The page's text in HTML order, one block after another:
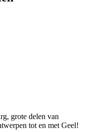
grote delen van
tot en met Geel!